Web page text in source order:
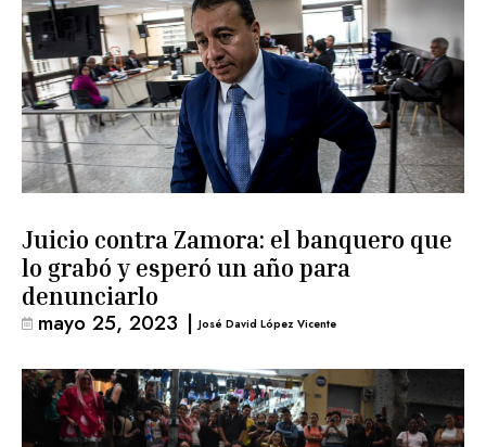
Juicio contra Zamora: el banquero que
lo grabó y esperó un año para
denunciarlo
mayo 25, 2023 | José David López Vicente